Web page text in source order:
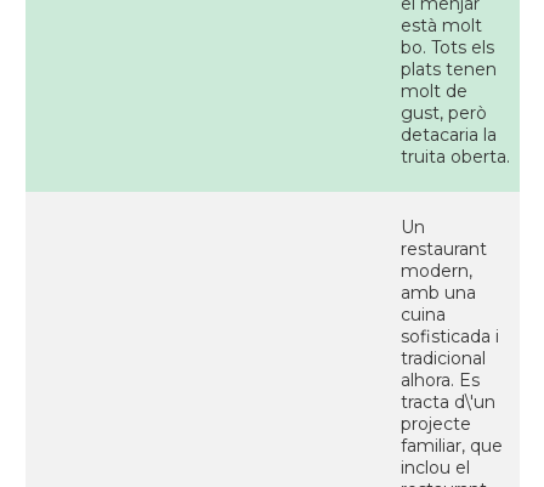
està molt
bo. Tots els
plats tenen
molt de
gust, però
detacaria la
truita oberta.
Un
restaurant
modern,
amb una
cuina
sofisticada i
tradicional
alhora. Es
tracta d\'un
projecte
familiar, que
inclou el